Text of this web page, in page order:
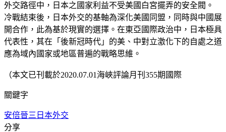
外交路徑中，日本之國家利益不受美國白宮擺弄的安全閥。
冷戰結束後，日本外交的基軸為深化美國同盟，同時與中國展
開合作，此為基於現實的選擇。在東亞國際政治中，日本極具
代表性，其在「後新冠時代」的美、中對立激化下的自處之道
應為域內國家或地區普遍的戰略思維。
（本文已刊載於2020.07.01海峽評論月刊355期國際
關鍵字
安倍晉三 日本外交
分享